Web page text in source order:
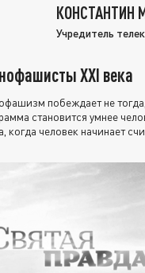
КОНСТАНТИН
Учредитель
XXI века
побеждает не
становится умнее
когда человек начинает